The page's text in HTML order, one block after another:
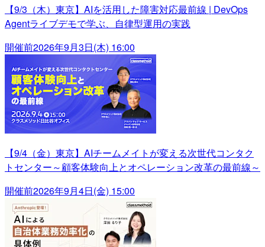
【9/3（木）東京】AIを活用した障害対応最前線 | DevOps
Agentライブデモで学ぶ、自律型運用の実践
開催前2026年9月3日(木) 16:00
【9/4（金）東京】AIチームメイトが変える次世代コンタク
トセンター～顧客体験向上とオペレーション改革の最前線～
開催前2026年9月4日(金) 15:00